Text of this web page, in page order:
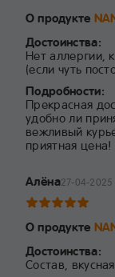
О продукте
Достоинства:
Нет аллергии,
(если чуть
Подробности:
Прекрасная
удобно ли
вежливый
приятная цена!
Алёна27-04-2025
О продукте
Достоинства:
Состав,